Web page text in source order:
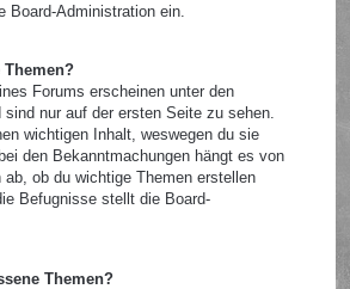
Board-Administration ein.
Forums erscheinen unter den
sind nur auf der ersten Seite zu sehen.
wichtigen Inhalt, weswegen du sie
den Bekanntmachungen hängt es von
ab, ob du wichtige Themen erstellen
Befugnisse stellt die Board-
Themen?